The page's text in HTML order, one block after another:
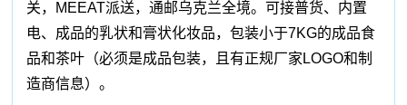
关，MEEAT派送，通邮乌克兰全境。可接普货、内置
电、成品的乳状和膏状化妆品，包装小于7KG的成品食
品和茶叶（必须是成品包装，且有正规厂家LOGO和制
造商信息）。